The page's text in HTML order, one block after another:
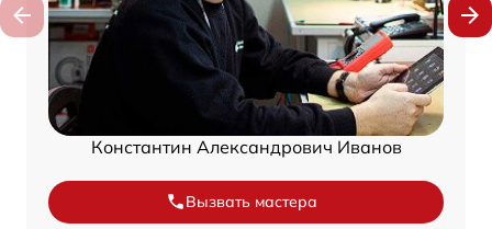
Константин Александрович Иванов
Вызвать мастера